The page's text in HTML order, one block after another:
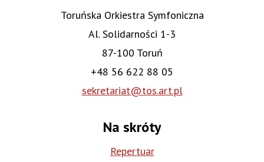
Toruńska Orkiestra Symfoniczna
Al. Solidarności 1-3
87-100 Toruń
+48 56 622 88 05
sekretariat@tos.art.pl
Na skróty
Repertuar